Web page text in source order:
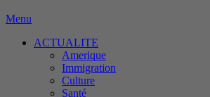
Menu
ACTUALITE
Amerique
Immigration
Culture
Santé